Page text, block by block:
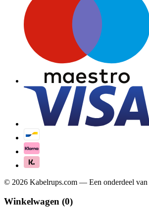
© 2026 Kabelrups.com — Een onderdeel van
Winkelwagen (0)